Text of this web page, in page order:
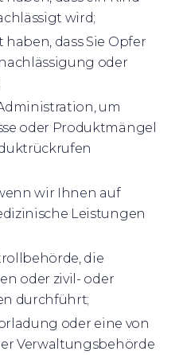
wird;
dass Sie Opfer
oder
um
oder Produktmängel
wir Ihnen auf
Leistungen
die
oder zivil- oder
durchführt;
oder eine von
Verwaltungsbehörde